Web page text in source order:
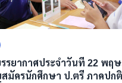
รยากาศประจำวันที่ 22 พฤ
สมัครนักศึกษา ป.ตรี ภาคปก